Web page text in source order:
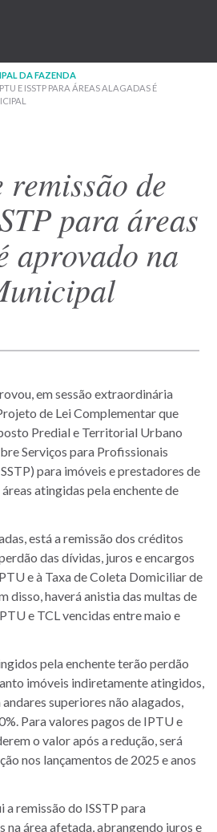
DA FAZENDA
E ISSTP PARA ÁREAS ALAGADAS É
de
para áreas
aprovado na
em sessão extraordinária
de Lei Complementar que
Predial e Territorial Urbano
Serviços para Profissionais
para imóveis e prestadores de
atingidas pela enchente de
está a remissão dos créditos
das dívidas, juros e encargos
e à Taxa de Coleta Domiciliar de
disso, haverá anistia das multas de
e TCL vencidas entre maio e
pela enchente terão perdão
imóveis indiretamente atingidos,
superiores não alagados,
Para valores pagos de IPTU e
o valor após a redução, será
nos lançamentos de 2025 e anos
remissão do ISSTP para
área afetada, abrangendo juros e